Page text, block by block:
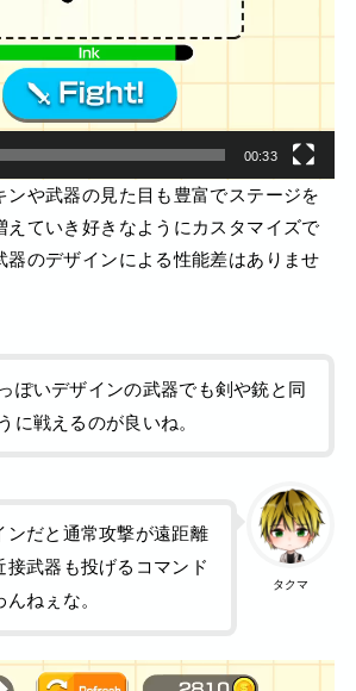
00:33
ンや武器の見た目も豊富でステージを
えていき好きなようにカスタマイズで
器のデザインによる性能差はありませ
ぽいデザインの武器でも剣や銃と同
に戦えるのが良いね。
タクマ
ンだと通常攻撃が遠距離
接武器も投げるコマンド
ねぇな。